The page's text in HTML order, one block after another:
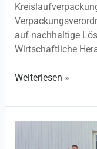
auf nachhaltige
Wirtschaftliche
Weiterlesen »